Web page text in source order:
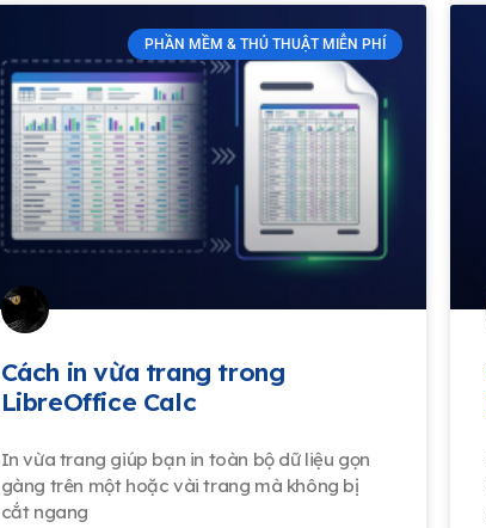
PHẦN MỀM & THỦ THUẬT MIỄN PHÍ
Cách in vừa trang trong
LibreOffice Calc
In vừa trang giúp bạn in toàn bộ dữ liệu gọn
gàng trên một hoặc vài trang mà không bị
cắt ngang